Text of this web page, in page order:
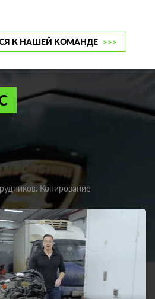
К НАШЕЙ КОМАНДЕ >>>
Копирование